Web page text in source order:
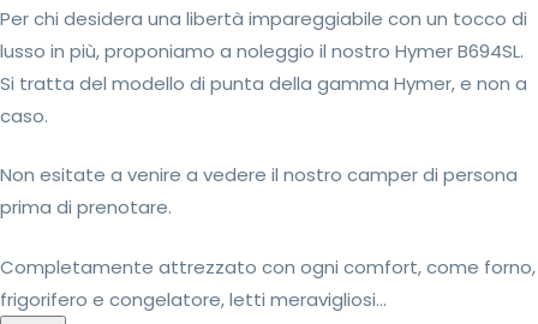
Per chi desidera una libertà impareggiabile con un tocco di
lusso in più, proponiamo a noleggio il nostro Hymer B694SL.
Si tratta del modello di punta della gamma Hymer, e non a
caso.
Non esitate a venire a vedere il nostro camper di persona
prima di prenotare.
Completamente attrezzato con ogni comfort, come forno,
frigorifero e congelatore, letti meravigliosi...